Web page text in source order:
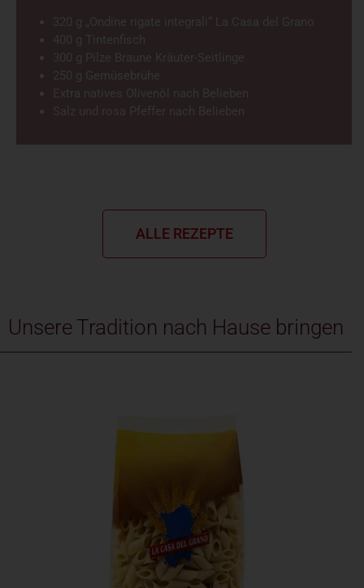
320 g „Ondine rigate integrali“ La Casa del Grano
400 g Tintenfisch
300 g Pilze Braune Kräuter-Seitlinge
250 g Gemüsebrühe
Extra natives Olivenöl nach Belieben
Salz und rosa Pfeffer nach Belieben
ALLE REZEPTE
Unsere Tradition nach Hause bringen